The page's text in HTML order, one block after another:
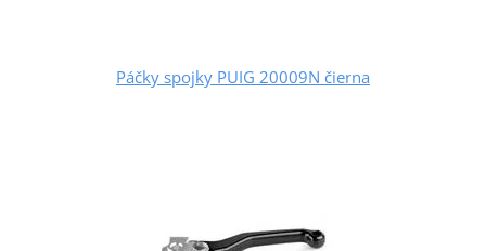
Páčky spojky PUIG 20009N čierna